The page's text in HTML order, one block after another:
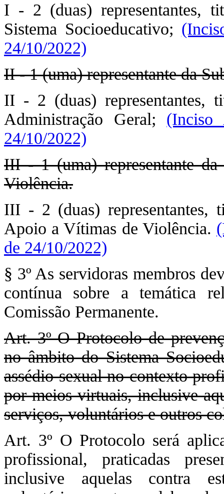
I - 2 (duas) representantes,
Sistema Socioeducativo;
24/10/2022)
II - 1 (uma) representante da
II - 2 (duas) representantes,
Administração Geral; (Inciso
24/10/2022)
III - 1 (uma) representante
Violência.
III - 2 (duas) representantes,
Apoio a Vítimas de Violência.
de 24/10/2022)
§ 3º As servidoras membros
contínua sobre a temática
Comissão Permanente.
Art. 3º O Protocolo de
no âmbito do Sistema
assédio sexual no contexto
por meios virtuais, inclusive
serviços, voluntários e outros
Art. 3º O Protocolo será
profissional, praticadas
inclusive aquelas contra